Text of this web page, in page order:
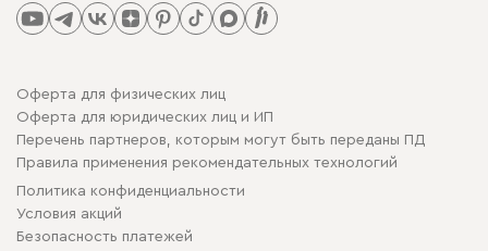
Оферта для физических лиц
Оферта для юридических лиц и ИП
Перечень партнеров, которым могут быть переданы ПД
Правила применения рекомендательных технологий
Политика конфиденциальности
Условия акций
Безопасность платежей